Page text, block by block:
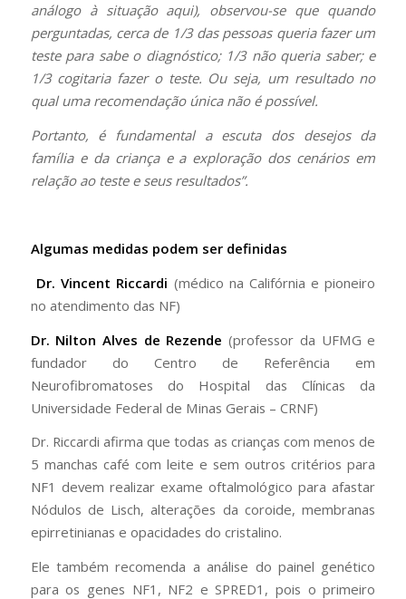
análogo à situação aqui), observou-se que quando
perguntadas, cerca de 1/3 das pessoas queria fazer um
teste para sabe o diagnóstico; 1/3 não queria saber; e
1/3 cogitaria fazer o teste. Ou seja, um resultado no
qual uma recomendação única não é possível.
Portanto, é fundamental a escuta dos desejos da
família e da criança e a exploração dos cenários em
relação ao teste e seus resultados”.
Algumas medidas podem ser definidas
Dr. Vincent Riccardi (médico na Califórnia e pioneiro
no atendimento das NF)
Dr. Nilton Alves de Rezende(professor da UFMG e
fundador do Centro de Referência em
Neurofibromatoses do Hospital das Clínicas da
Universidade Federal de Minas Gerais – CRNF)
Dr. Riccardi afirma que todas as crianças com menos de
5 manchas café com leite e sem outros critérios para
NF1 devem realizar exame oftalmológico para afastar
Nódulos de Lisch, alterações da coroide, membranas
epirretinianas e opacidades do cristalino.
Ele também recomenda a análise do painel genético
para os genes NF1, NF2 e SPRED1, pois o primeiro